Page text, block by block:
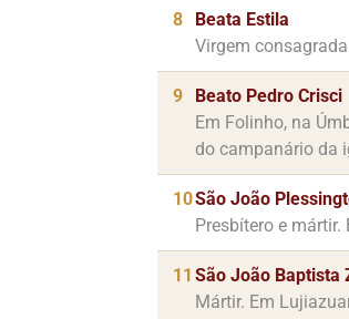
8
Beata Estila
Virgem
9
Beato Pedro Crisci
Em Folinho, na
do campanário da
10São João
Presbítero e mártir.
11 São João Baptista
Mártir. Em